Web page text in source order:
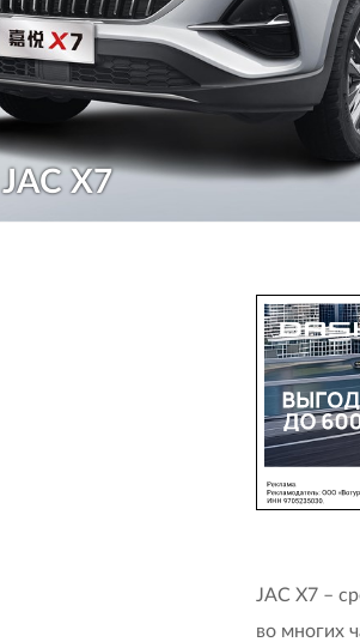
JAC X7
РАССКАЗАТЬ ВО ВКОНТАКТЕ
РАССКАЗАТЬ В ОДНОКЛАССНИКАХ
JAC X7 –
во многих